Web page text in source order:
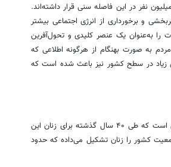
به‌عنوان جمعیت با انرژی و موثر کشور بوده‌اند، در سال ۱۳۹۵، حدود ۴۷ میلیون نفر در این فاصله سنی قرار داشته‌اند.
و برخورداری از انرژی اجتماعی بیشتر
را به‌عنوان یک عنصر کلیدی و تحول‌آفرین
به صورت بهنگام از هرگونه اطلاعی که
زیاد در سطح کشور نیز باعث شده است که
عرصه تحولی بسیار بزرگ دیگر که نیازمند توجه ویژه است، اتفاقات مهمی است که طی ۴۰ سال گذشته برای زنان این
سال ۱۳۵۵، حدود ۱۶ میلیون نفر از جمعیت کشور را زنان تشکیل می‌داده که حدود